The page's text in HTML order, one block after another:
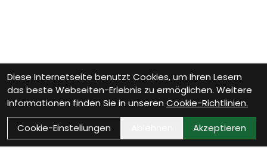
Diese Internetseite benutzt Cookies, um Ihren Lesern
das beste Webseiten-Erlebnis zu ermöglichen. Weitere
Informationen finden Sie in unseren Cookie-Richtlinien.
Cookie-Einstellungen
Akzeptieren